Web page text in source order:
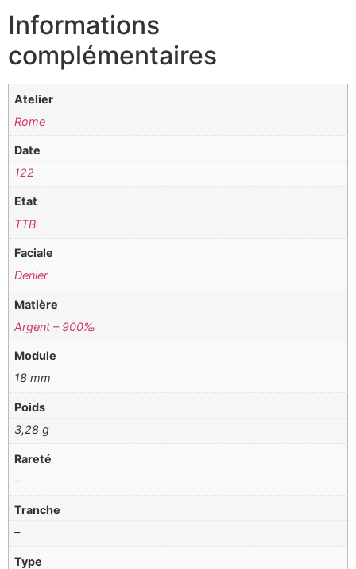
Informations
complémentaires
Atelier
Rome
Date
122
Etat
TTB
Faciale
Denier
Matière
Argent – 900‰
Module
18 mm
Poids
3,28 g
Rareté
–
Tranche
–
Type